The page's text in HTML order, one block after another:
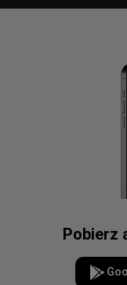
Pobierz